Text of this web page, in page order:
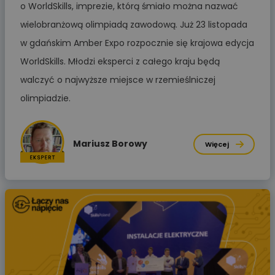
o WorldSkills, imprezie, którą śmiało można nazwać
wielobranżową olimpiadą zawodową. Już 23 listopada
w gdańskim Amber Expo rozpocznie się krajowa edycja
WorldSkills. Młodzi eksperci z całego kraju będą
walczyć o najwyższe miejsce w rzemieślniczej
olimpiadzie.
Mariusz Borowy Więcej